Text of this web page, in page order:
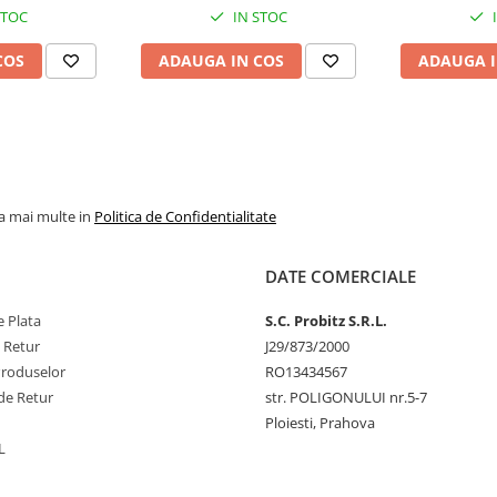
IN STOC
ADAUGA IN COS ADAUGA
mai multe in Politica de Confidentialitate
Plata
Retur
Retur
DATE COMERCIALE
S.C. Probitz S.R.L.
J29/873/2000
RO13434567
str. POLIGONULUI nr.5-7
Ploiesti, Prahova